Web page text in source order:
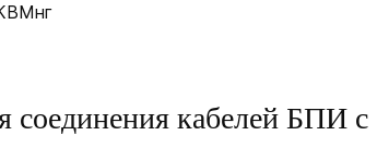
соединения кабелей БПИ с